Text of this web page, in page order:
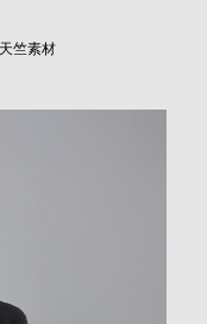
竺素材